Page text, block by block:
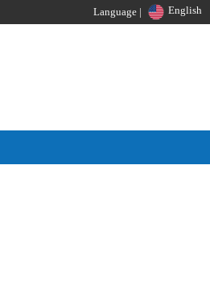
Language | English